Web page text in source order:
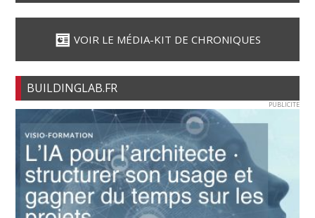
VOIR LE MÉDIA-KIT DE CHRONIQUES
BUILDINGLAB.FR
PUBLICITE